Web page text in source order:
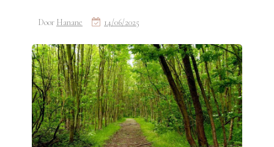
Door Hanane 14/06/2025